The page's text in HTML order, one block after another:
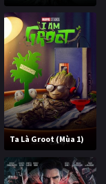
Ta Là Groot (Mùa 1)